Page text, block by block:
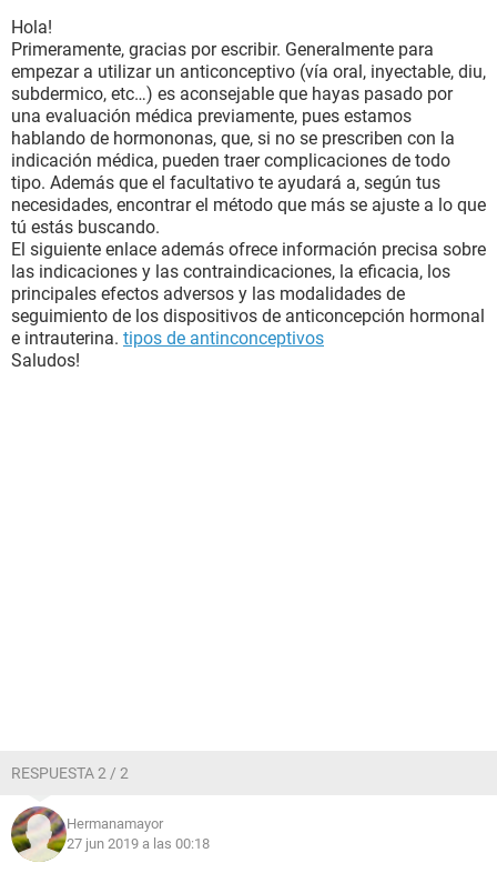
Hola!
Primeramente, gracias por escribir. Generalmente para
empezar a utilizar un anticonceptivo (vía oral, inyectable, diu,
subdermico, etc…) es aconsejable que hayas pasado por
una evaluación médica previamente, pues estamos
hablando de hormononas, que, si no se prescriben con la
indicación médica, pueden traer complicaciones de todo
tipo. Además que el facultativo te ayudará a, según tus
necesidades, encontrar el método que más se ajuste a lo que
tú estás buscando.
El siguiente enlace además ofrece información precisa sobre
las indicaciones y las contraindicaciones, la eficacia, los
principales efectos adversos y las modalidades de
seguimiento de los dispositivos de anticoncepción hormonal
e intrauterina. tipos de antinconceptivos
Saludos!
RESPUESTA 2 / 2
Hermanamayor
27 jun 2019 a las 00:18